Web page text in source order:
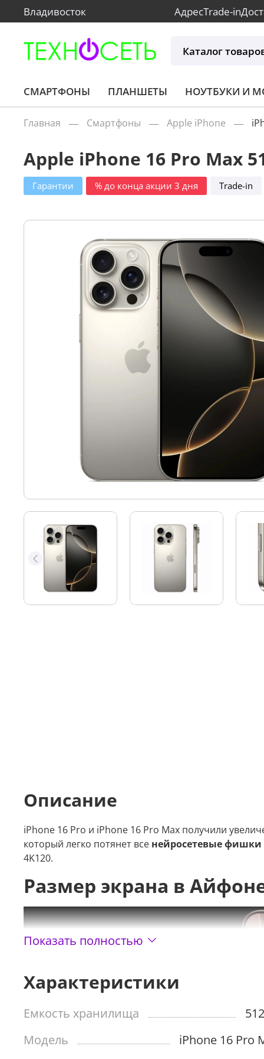
АдресTrade-in
Владивосток
Каталог
СМАРТФОНЫ ПЛАНШЕТЫ НОУТБУКИ И
Главная Смартфоны Apple iPhone
Гарантии % до конца акции 3 дня Trade-in
Apple iPhone 16 Pro Max
Описание
iPhone 16 Pro и iPhone 16 Pro Max получили
который легко потянет все нейросетевые фишки
4K120.
Размер экрана в
Показать полностью
Характеристики
Емкость хранилища
Модель
iPhone 16 Pro